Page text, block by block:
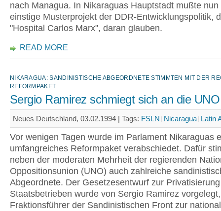
nach Managua. In Nikaraguas Hauptstadt mußte nun
einstige Musterprojekt der DDR-Entwicklungspolitik,
"Hospital Carlos Marx", daran glauben.
READ MORE
NIKARAGUA: SANDINISTISCHE ABGEORDNETE STIMMTEN MIT DER
REFORMPAKET
Sergio Ramirez schmiegt sich an die UNO
Neues Deutschland, 03.02.1994 | Tags: FSLN Nicaragua Latin
Vor wenigen Tagen wurde im Parlament Nikaraguas
umfangreiches Reformpaket verabschiedet. Dafür
neben der moderaten Mehrheit der regierenden
Oppositionsunion (UNO) auch zahlreiche
Abgeordnete. Der Gesetzesentwurf zur
Staatsbetrieben wurde von Sergio Ramirez
Fraktionsführer der Sandinistischen Front zur